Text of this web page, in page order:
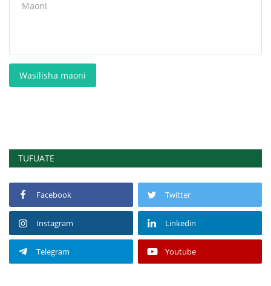
Wasilisha maoni
TUFUATE
Facebook Twitter
Instagram Linkedin
Telegram Youtube